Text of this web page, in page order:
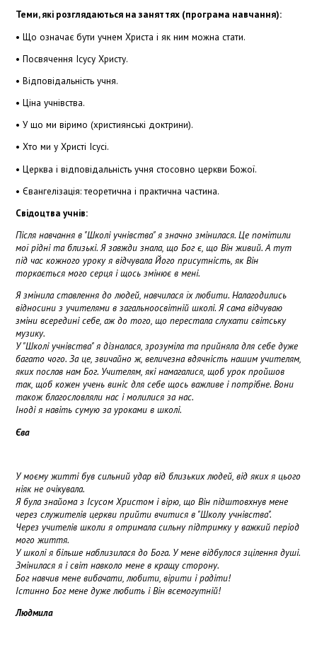
Теми, які розглядаються на заняттях (програма навчання):
• Що означає бути учнем Христа і як ним можна стати.
• Посвячення Ісусу Христу.
• Відповідальність учня.
• Ціна учнівства.
• У що ми віримо (християнські доктрини).
• Хто ми у Христі Ісусі.
• Церква і відповідальність учня стосовно церкви Божої.
• Євангелізація: теоретична і практична частина.
Свідоцтва учнів:
Після навчання в "Школі учнівства" я значно змінилася. Це помітили
мої рідні та близькі. Я завжди знала, що Бог є, що Він живий. А тут
під час кожного урокуя відчувала Його присутність, як Він
торкається мого серця і щось змінює в мені.
Я змінила ставлення до людей, навчилася їх любити. Налагодились
відносини з учителями в загальноосвітній школі. Я сама відчуваю
зміни всередині себе, аж до того, що перестала слухати світську
музику.
У "Школі учнівства" я дізналася, зрозуміла та прийняла для себе дуже
багато чого. За це, звичайно ж, величезна вдячність нашим учителям,
яких послав нам Бог. Учителям, які намагалися, щоб урок пройшов
так, щоб кожен учень виніс для себе щось важливе і потрібне. Вони
також благословляли нас і молилися за нас.
Іноді я навіть сумую за уроками в школі.
Єва
У моєму житті був сильний удар від близьких людей, від яких я цього
ніяк не очікувала.
Ябулазнайома з Ісусом Христом і вірю, що Він підштовхнув мене
через служителів церкви прийти вчитися в "Школу учнівства".
Через учителів школи я отримала сильну підтримку у важкий період
мого життя.
У школі я більше наблизилася до Бога. У мене відбулося зцілення душі.
Змінилася я і світ навколо мене в кращу сторону.
Бог навчив мене вибачати, любити, вірити і радіти!
Істинно Бог мене дуже любить і Він всемогутній!
Людмила